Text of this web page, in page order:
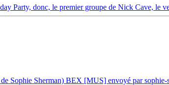
Party, donc, le premier groupe de Nick Cave, le
Sophie Sherman) BEX [MUS] envoyé par sophie-